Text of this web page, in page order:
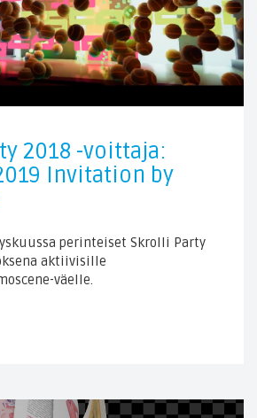
2018 -voittaja:
Invitation by
perinteiset Skrolli Party
aktiivisille
väelle.